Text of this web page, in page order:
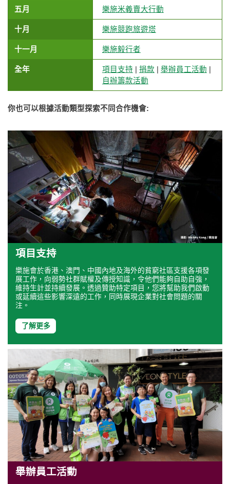
五月 樂施米義賣大行動
十月 樂施競跑旅遊塔
十一月 樂施毅行者
全年 項目支持 捐款 舉辦員工活動
自辦籌款活動
你也可以根據活動類型探索不同合作機會:
項目支持
樂施會於香港、澳門、中國內地及海外的貧窮社區支援各項發
展工作，向弱勢社群賦權及傳授知識，令他們能夠自助自強，
維持生計並持續發展。透過贊助特定項目，您將幫助我們啟動
或延續這些影響深遠的工作，同時展現企業對社會問題的關
注。
了解更多
舉辦員工活動